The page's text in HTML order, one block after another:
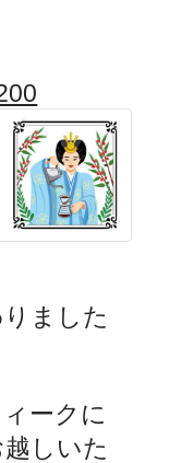
ました
ークに
しいた